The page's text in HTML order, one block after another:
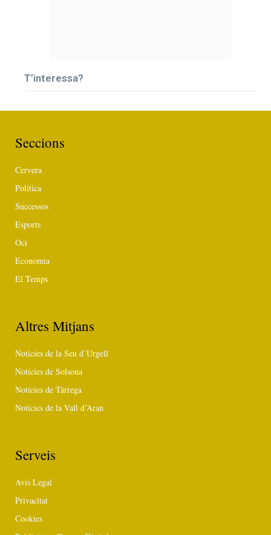
T’interessa?
Seccions
Cervera
Política
Successos
Esports
Oci
Economia
El Temps
Altres Mitjans
Notícies de la Seu d’Urgell
Notícies de Solsona
Notícies de Tàrrega
Notícies de la Vall d’Aran
Serveis
Avís Legal
Privacitat
Cookies